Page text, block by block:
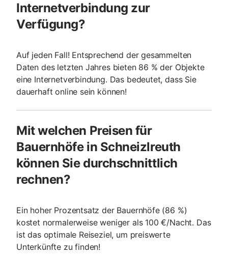
Internetverbindung zur
Verfügung?
Auf jeden Fall! Entsprechend der gesammelten
Daten des letzten Jahres bieten 86 % der Objekte
eine Internetverbindung. Das bedeutet, dass Sie
dauerhaft online sein können!
Mit welchen Preisen für
Bauernhöfe in Schneizlreuth
können Sie durchschnittlich
rechnen?
Ein hoher Prozentsatz der Bauernhöfe (86 %)
kostet normalerweise weniger als 100 €/Nacht. Das
ist das optimale Reiseziel, um preiswerte
Unterkünfte zu finden!